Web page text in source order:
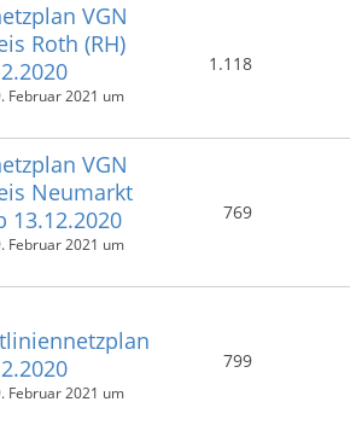
VGN
Roth (RH)
Februar 2021 um
1.118
VGN
Neumarkt
13.12.2020
Februar 2021 um
769
Februar 2021 um
799